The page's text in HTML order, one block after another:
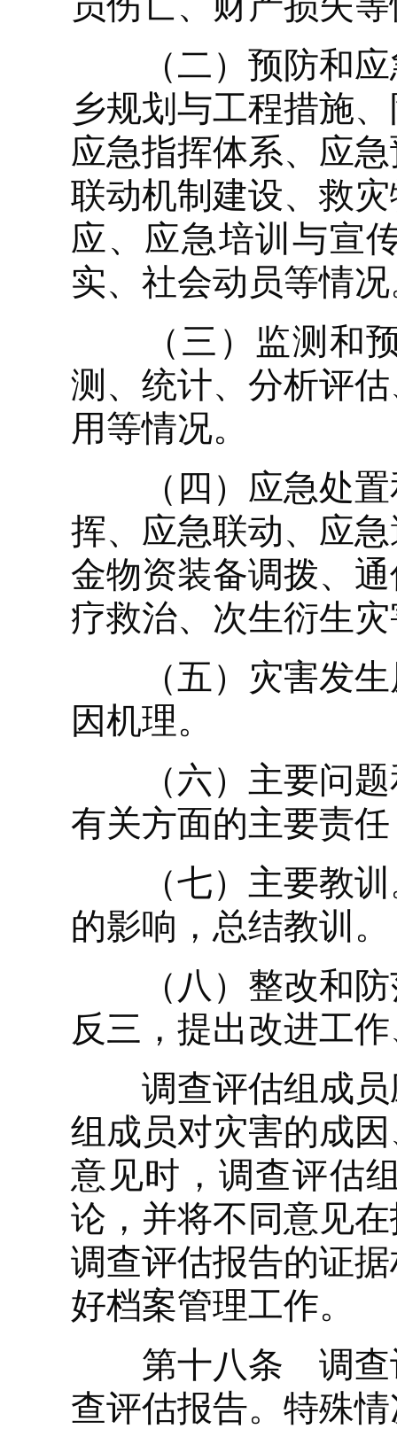
（二）预防和应
乡规划与工程措施
应急指挥体系、应
联动机制建设、救
应、应急培训与宣
实、社会动员等情
（三）监测和预
测、统计、分析评
用等情况。
（四）应急处置
挥、应急联动、应
金物资装备调拨、
疗救治、次生衍生
（五）灾害发生
因机理。
（六）主要问题
有关方面的主要责
（七）主要教训
的影响，总结教训。
（八）整改和防
反三，提出改进工
调查评估组成员
组成员对灾害的成
意见时，调查评估
论，并将不同意见
调查评估报告的证
好档案管理工作。
第十八条 调查评
查评估报告。特殊